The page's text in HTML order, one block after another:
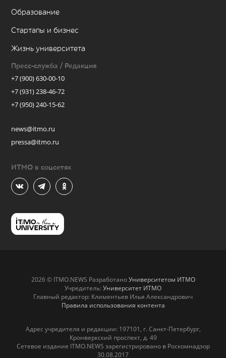
Образование
Стартапы и бизнес
Жизнь университета
Пресс-служба / Редакция
+7 (900) 630-00-10
+7 (931) 238-46-72
+7 (950) 240-15-62
news@itmo.ru
pressa@itmo.ru
ИТМО в соцсетях
2026 © ITMO.NEWS РазработаноУниверситетом ИТМО
Учредитель: Университет ИТМО
Главный редактор: Климентьев Илья Александрович
Правила использования контента
Адрес учредителя и редакции: 197101, г. Санкт-Петербург,
Кронверкский проспект, д. 49
Сетевое издание ITMO.NEWS зарегистрировано в Роскомнадзор
30.08.2017